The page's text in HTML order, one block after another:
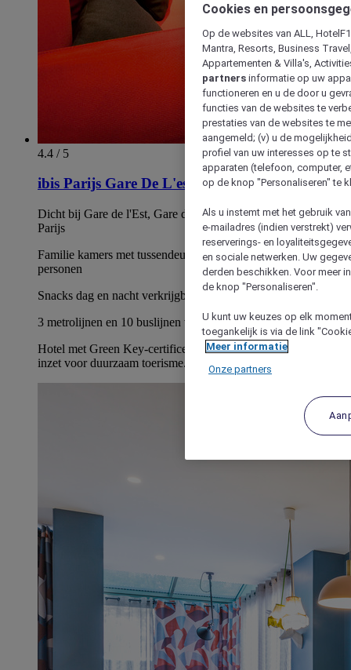
4.4 / 5
ibis Parijs Gare De L'est Tgv
Dicht bij Gare de l'Est, Gare du Nord en de luchthavens van
Parijs
Familie kamers met tussendeur geschikt voor maximaal 6
personen
Snacks dag en nacht verkrijgbaar
3 metrolijnen en 10 buslijnen voor heel Parijs
Hotel met Green Key-certificering: een erkenning voor onze
inzet voor duurzaam toerisme.
Cookies en
Op de websites van ALL,
Mantra, Resorts, Business
Appartementen & Villa's,
partners informatie op uw
functioneren en u de door u
functies van de websites te
prestaties van de websites te
aangemeld; (v) u de
profiel van uw interesses op te
apparaten (telefoon, computer,
op de knop "Personaliseren" te
Als u instemt met het gebruik
e-mailadres (indien verstrekt)
reserverings- en
en sociale netwerken. Uw
derden beschikken. Voor meer
de knop "Personaliseren".
U kunt uw keuzes op elk
toegankelijk is via de link
Meer informatie
Onze partners